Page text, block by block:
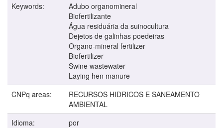
Keywords:
Adubo organomineral
Biofertilizante
Água residuária da suinocultura
Dejetos de galinhas poedeiras
Organo-mineral fertilizer
Biofertilizer
Swine wastewater
Laying hen manure
CNPq areas:
RECURSOS HIDRICOS E SANEAMENTO
AMBIENTAL
Idioma:
por